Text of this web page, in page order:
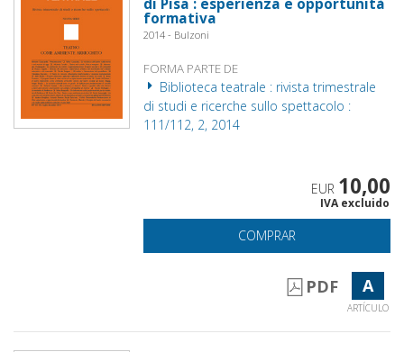
formativa
2014 - Bulzoni
FORMA PARTE DE
Biblioteca teatrale : rivista trimestrale
di studi e ricerche sullo spettacolo :
111/112, 2, 2014
EUR 10,00
IVA excluido
COMPRAR
PDF A
ARTÍCULO